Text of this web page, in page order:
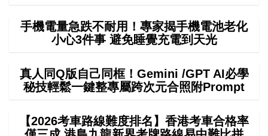
手機電量急跌不耐用！專家揭手機電池老化
小心3件事 避免睡覺充電到天光
真人同Q版自己同框！Gemini /GPT AI必學
秘技輕鬆一鍵整專屬跨次元合照附Prompt
【2026考車路線難度排名】香港考車合格率